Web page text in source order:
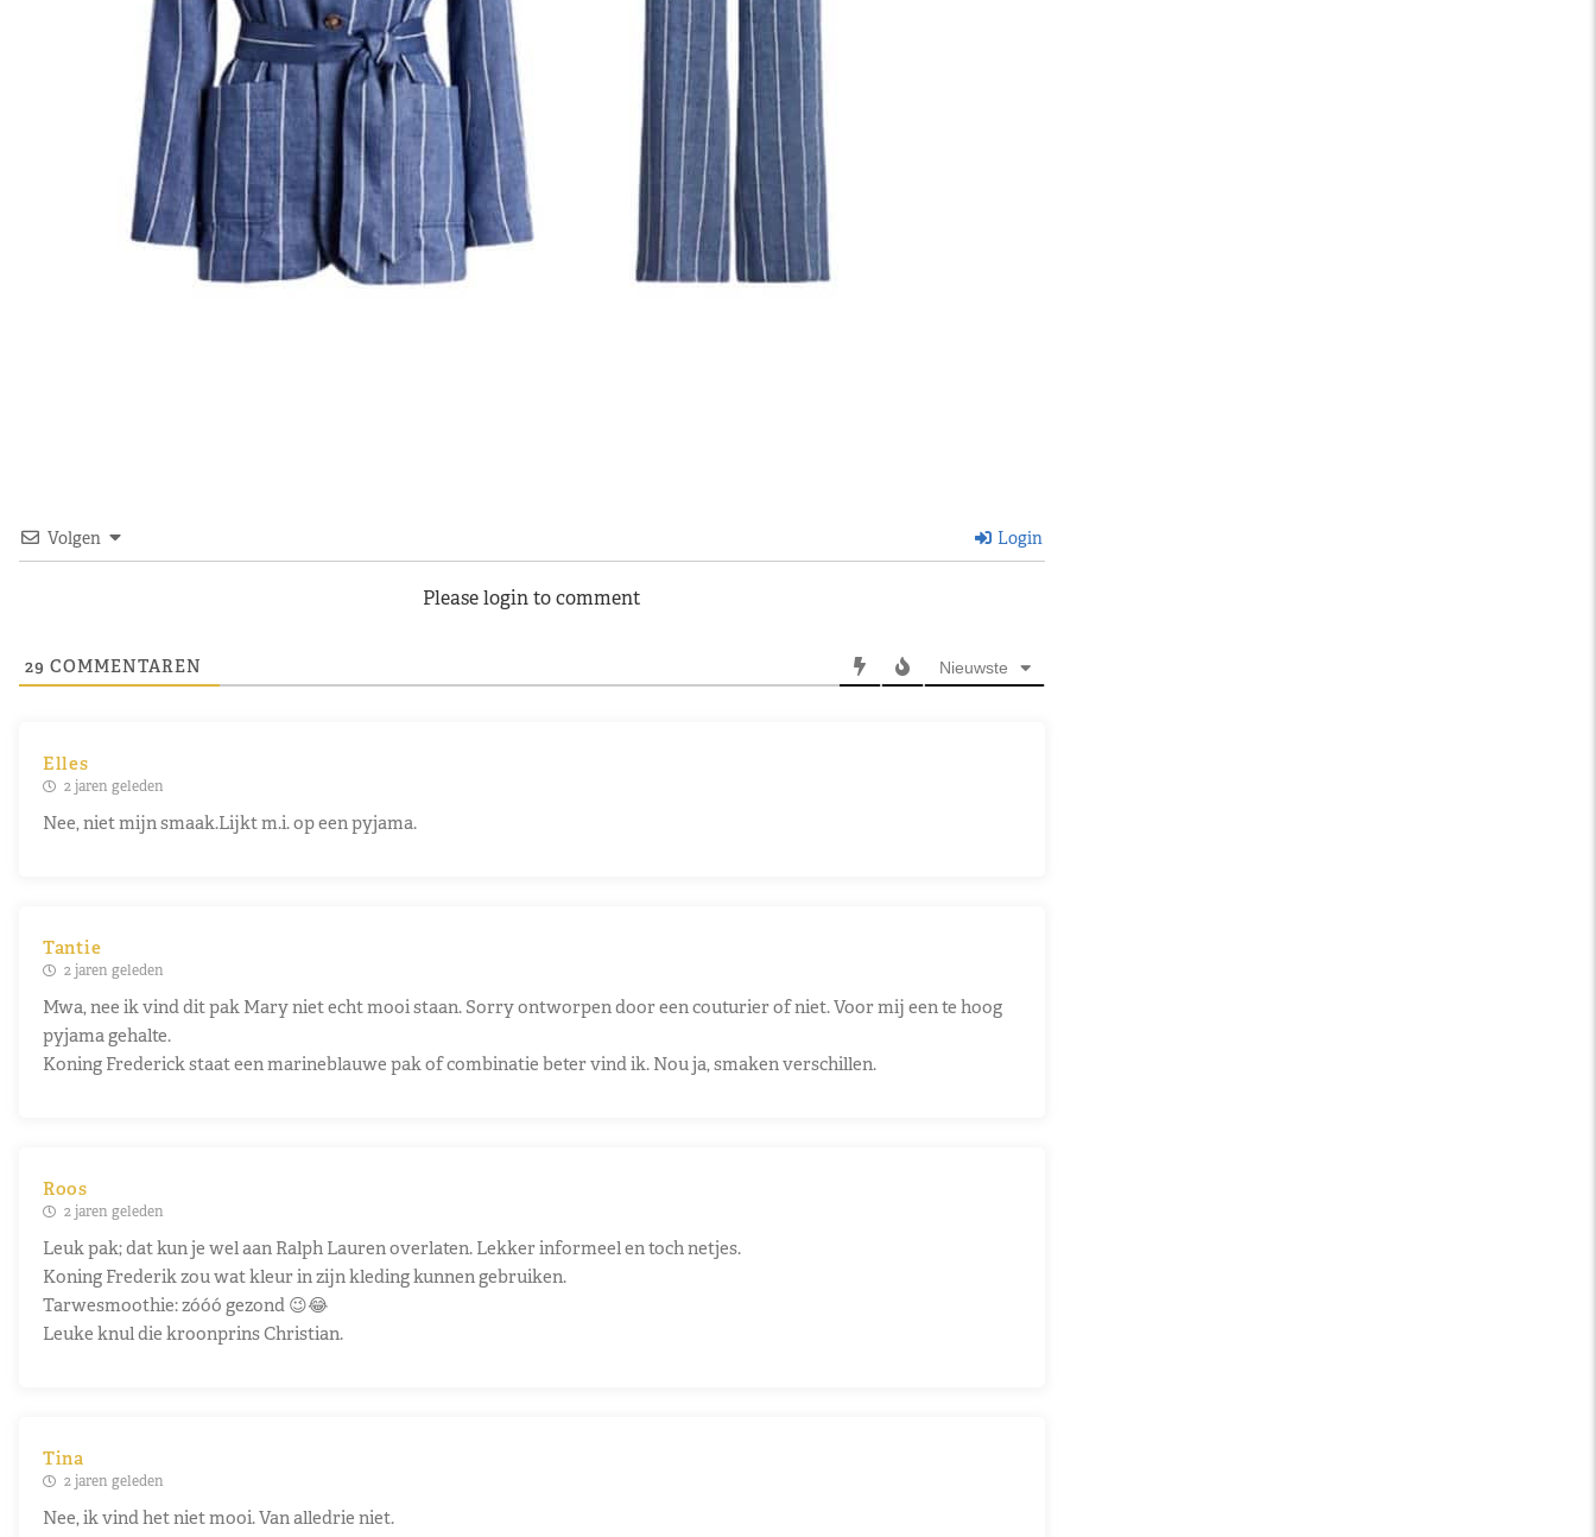
Volgen Login
Please login to comment
29 COMMENTAREN Nieuwste
Elles
2 jaren geleden
Nee, niet mijn smaak.Lijkt m.i. op een pyjama.
Tantie
2 jaren geleden
Mwa, nee ik vind dit pak Mary niet echt mooi staan. Sorry ontworpen door een couturier of niet. Voor mij een te hoog
pyjama gehalte.
Koning Frederick staat een marineblauwe pak of combinatie beter vind ik. Nou ja, smaken verschillen.
Roos
2 jaren geleden
Leuk pak; dat kun je wel aan Ralph Lauren overlaten. Lekker informeel en toch netjes.
Koning Frederik zou wat kleur in zijn kleding kunnen gebruiken.
Tarwesmoothie: zóóó gezond 😉😂
Leuke knul die kroonprins Christian.
Tina
2 jaren geleden
Nee, ik vind het niet mooi. Van alledrie niet.